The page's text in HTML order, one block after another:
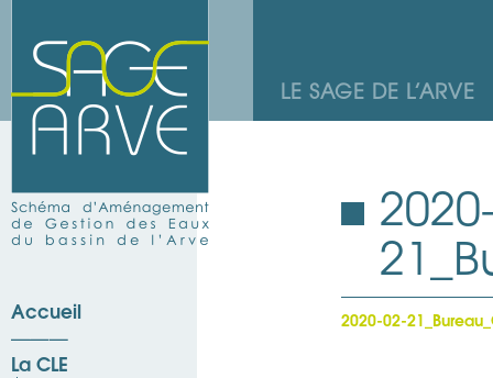
LE SAGE DE L’ARVE
Accueil
La CLE
2020-02-